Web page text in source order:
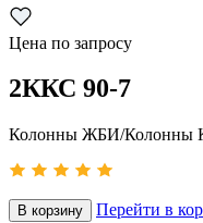
Цена по запросу
2ККС 90-7
Колонны ЖБИ/Колонны
В корзину Перейти в